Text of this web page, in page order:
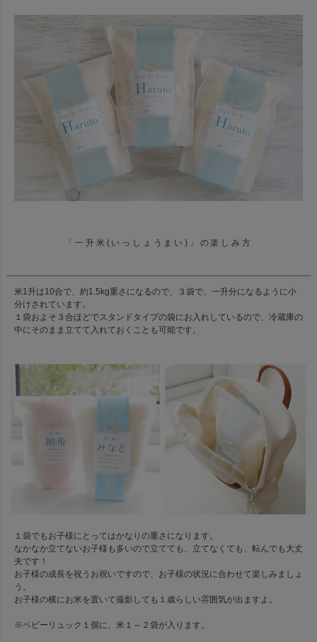
「一升米(いっしょうまい)」の楽しみ方
米1升は10合で、約1.5kg重さになるので、３袋で、一升分になるように小
分けされています。
１袋およそ３合ほどでスタンドタイプの袋にお入れしているので、冷蔵庫の
中にそのまま立てて入れておくことも可能です。
１袋でもお子様にとってはかなりの重さになります。
なかなか立てないお子様も多いので立てても、立てなくても、転んでも大丈
夫です！
お子様の成長を祝うお祝いですので、お子様の状況に合わせて楽しみましょ
う。
お子様の横にお米を置いて撮影しても１歳らしい雰囲気が出ますよ。
※ベビーリュック１個に、米１～２袋が入ります。